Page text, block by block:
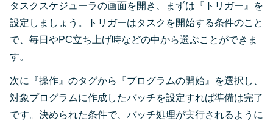
タスクスケジューラの画面を開き、まずは『トリガー』を
設定しましょう。トリガーはタスクを開始する条件のこと
で、毎日やPC立ち上げ時などの中から選ぶことができま
す。
次に『操作』のタグから『プログラムの開始』を選択し、
対象プログラムに作成したバッチを設定すれば準備は完了
です。決められた条件で、バッチ処理が実行されるように